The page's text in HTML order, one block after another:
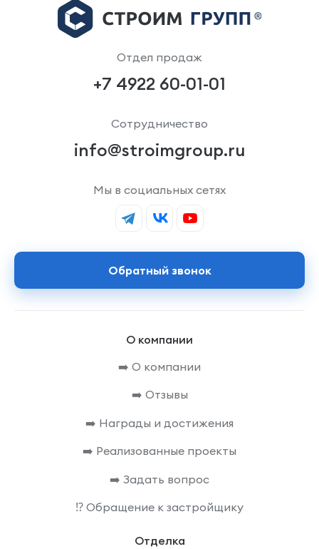
О компании
➡️ О компании
➡️ Отзывы
➡️ Награды и достижения
➡️ Реализованные проекты
➡️ Задать вопрос
⁉️ Обращение к застройщику
Отделка
Отдел продаж
+7 4922 60-01-01
Сотрудничество
info@stroimgroup.ru
Мы в социальных сетях
Обратный звонок